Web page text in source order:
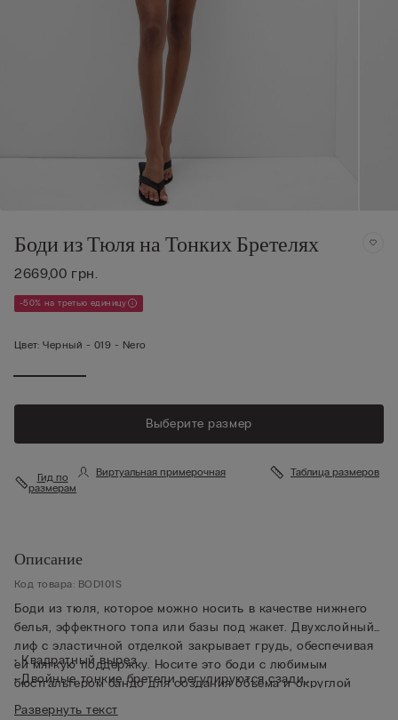
Боди из Тюля на Тонких Бретелях
2669,00 грн.
-50% на третью единицу
Цвет: Черный - 019 - Nero
Выберите размер
Гид по
размерам
Виртуальная примерочная Таблица размеров
Описание
Код товара: BOD101S
Боди из тюля, которое можно носить в качестве нижнего
белья, эффектного топа или базы под жакет. Двухслойный
лиф с эластичной отделкой закрывает грудь, обеспечивая
ей мягкую поддержку. Носите это боди с любимым
бюстгальтером бандо для создания объема и округлой
формы, либо надевайте как самостоятельный элемент
• Квадратный вырез
• Двойные тонкие бретели регулируются сзади
• Нижняя часть кроя бразильяно
Развернуть текст